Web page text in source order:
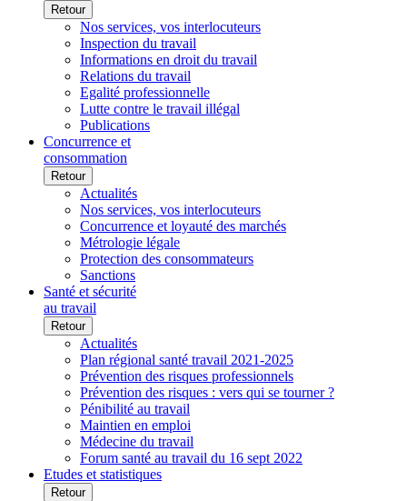
Retour
Nos services, vos interlocuteurs
Inspection du travail
Informations en droit du travail
Relations du travail
Egalité professionnelle
Lutte contre le travail illégal
Publications
Concurrence et
consommation
Retour
Actualités
Nos services, vos interlocuteurs
Concurrence et loyauté des marchés
Métrologie légale
Protection des consommateurs
Sanctions
Santé et sécurité
au travail
Retour
Actualités
Plan régional santé travail 2021-2025
Prévention des risques professionnels
Prévention des risques : vers qui se tourner ?
Pénibilité au travail
Maintien en emploi
Médecine du travail
Forum santé au travail du 16 sept 2022
Etudes et statistiques
Retour